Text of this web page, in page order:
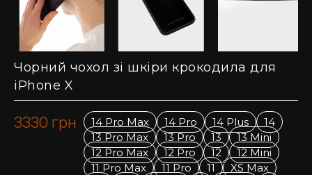
Чорний чохол зі шкіри крокодила для
iPhone X
3330 грн 14 Pro Max 14 Pro 14 Plus
14
13 Pro Max
13 Pro 13
13 Mini
12 Pro Max
12 Pro 12
12 Mini
11 Pro Max
11 Pro 11
XS Max